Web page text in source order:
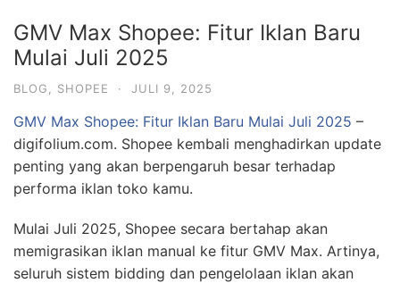
GMV Max Shopee: Fitur Iklan Baru
Mulai Juli 2025
BLOG SHOPEE · JULI 9, 2025
GMV Max Shopee: Fitur Iklan Baru Mulai Juli 2025 –
digifolium.com. Shopee kembali menghadirkan update
penting yang akan berpengaruh besar terhadap
performa iklan toko kamu.
Mulai Juli 2025, Shopee secara bertahap akan
memigrasikan iklan manual ke fitur GMV Max. Artinya,
seluruh sistem bidding dan pengelolaan iklan akan